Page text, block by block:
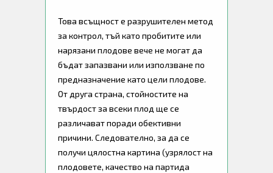
Това всъщност е разрушителен метод
за контрол, тъй като пробитите или
нарязани плодове вече не могат да
бъдат запазвани или използване по
предназначение като цели плодове.
От друга страна, стойностите на
твърдост за всеки плод ще се
различават поради обективни
причини. Следователно, за да се
получи цялостна картина (узрялост на
плодовете, качество на партида